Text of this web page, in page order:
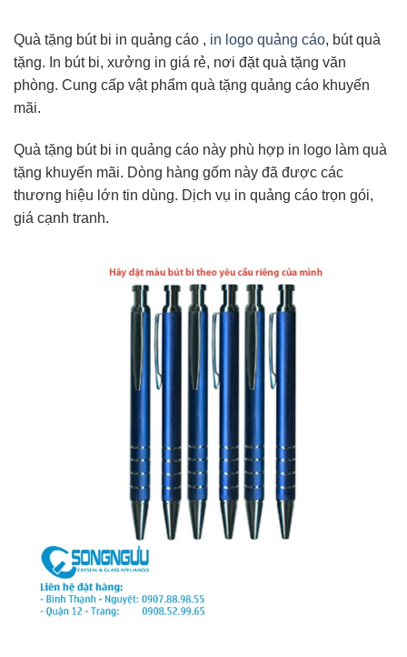
Quà tặng bút bi in quảng cáo , in logo quảng cáo, bút quà
tặng. In bút bi, xưởng in giá rẻ, nơi đặt quà tặng văn
phòng. Cung cấp vật phẩm quà tặng quảng cáo khuyến
mãi.
Quà tặng bút bi in quảng cáo này phù hợp in logo làm quà
tặng khuyến mãi. Dòng hàng gốm này đã được các
thương hiệu lớn tin dùng. Dịch vụ in quảng cáo trọn gói,
giá cạnh tranh.